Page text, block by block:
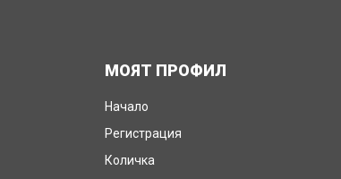
МОЯТ ПРОФИЛ
Начало
Регистрация
Количка